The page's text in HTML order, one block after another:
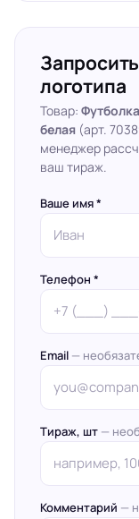
логотипа
Товар:
белая (арт.
менеджер
ваш тираж.
Ваше имя *
Телефон *
Email —
Тираж, шт —
Комментарий —